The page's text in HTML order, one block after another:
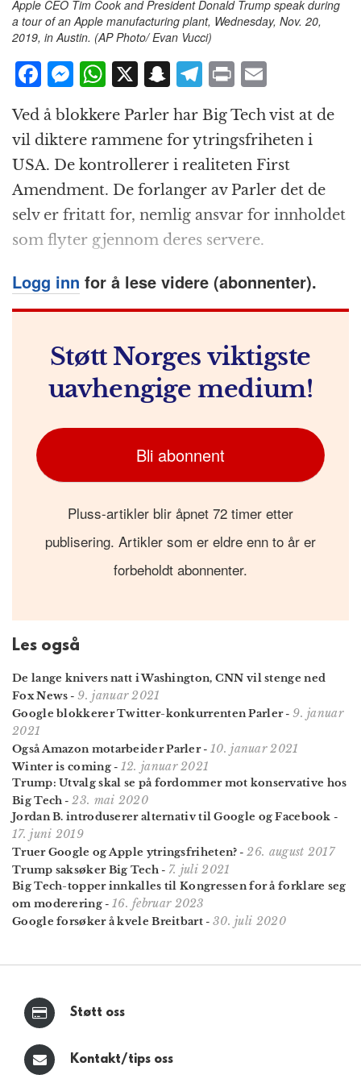
Apple CEO Tim Cook and President Donald Trump speak during
a tour of an Apple manufacturing plant, Wednesday, Nov. 20,
2019, in Austin. (AP Photo/ Evan Vucci)
F
a
c
e
b
o
o
k
M
e
ss
e
n
g
e
r
W
at
s
A
p
p
X S
n
a
p
c
h
at
T
el
e
g
r
a
m
P
ri
n
t
m
ai
l
Ved å blokkere Parler har Big Tech vist at de
vil diktere rammene for ytringsfriheten i
USA. De kontrollerer i realiteten First
Amendment. De forlanger av Parler det de
selv er fritatt for, nemlig ansvar for innholdet
som flyter gjennom deres servere.
Logg inn for å lese videre (abonnenter).
Støtt Norges viktigste
uavhengige medium!
Bli abonnent
Pluss-artikler blir åpnet 72 timer etter
publisering. Artikler som er eldre enn to år er
forbeholdt abonnenter.
Les også
De lange knivers natt i Washington, CNN vil stenge ned
Fox News -9. januar 2021
Google blokkerer Twitter-konkurrenten Parler-9. januar
2021
Også Amazon motarbeider Parler- 10. januar 2021
Winter is coming- 12. januar 2021
Trump: Utvalg skal se på fordommer mot konservative hos
Big Tech -23. mai 2020
Jordan B. introduserer alternativ til Google og Facebook -
17. juni 2019
Truer Google og Apple ytringsfriheten? -26. august 2017
Trump saksøker Big Tech- 7. juli 2021
Big Tech-topper innkalles til Kongressen for å forklare seg
om moderering- 16. februar 2023
Google forsøker å kvele Breitbart- 30. juli 2020
Støtt oss
Kontakt/tips oss